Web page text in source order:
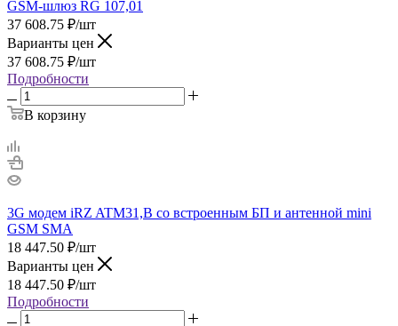
GSM-шлюз RG 107,01
37 608.75 ₽/шт
Варианты цен
37 608.75 ₽/шт
Подробности
В корзину
3G модем iRZ ATM31,B со встроенным БП и антенной mini
GSM SMA
18 447.50 ₽/шт
Варианты цен
18 447.50 ₽/шт
Подробности